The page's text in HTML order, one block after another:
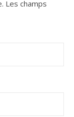
Les champs